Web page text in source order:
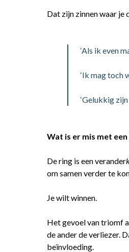
Dat zijn zinnen waar je
‘Als ik even
‘Ik mag toch
‘Gelukkig
Wat is er mis met
De ring is een verander
om samen verder te
Je wilt winnen.
Het gevoel van triomf
de ander de verliezer.
beïnvloeding.